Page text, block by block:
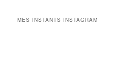
MES INSTANTS INSTAGRAM